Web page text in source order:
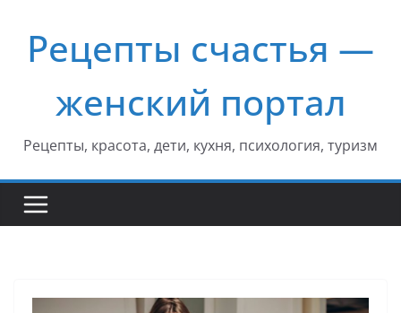
содержимому
Рецепты счастья —
женский портал
Рецепты, красота, дети, кухня, психология, туризм